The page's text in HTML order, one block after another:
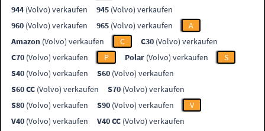
944 (Volvo) verkaufen 945 (Volvo) verkaufen
960 (Volvo) verkaufen 965 (Volvo) verkaufen
A
Amazon (Volvo) verkaufen C C30 (Volvo) verkaufen
C70 (Volvo) verkaufen P Polar (Volvo) verkaufen
S
S40 (Volvo) verkaufen S60 (Volvo) verkaufen
S60 CC (Volvo) verkaufen S70 (Volvo) verkaufen
S80 (Volvo) verkaufen S90 (Volvo) verkaufen
V
V40 (Volvo) verkaufen V40 CC (Volvo) verkaufen